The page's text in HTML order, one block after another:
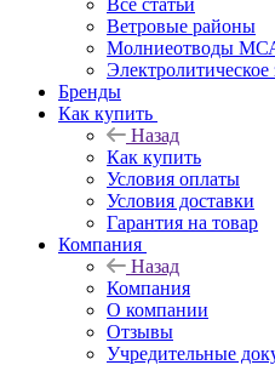
Все статьи
Ветровые районы
Молниеотводы
Электролитическое
Бренды
Как купить
Назад
Как купить
Условия оплаты
Условия доставки
Гарантия на товар
Компания
Назад
Компания
О компании
Отзывы
Учредительные